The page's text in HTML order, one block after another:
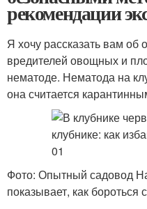
рекомендации
Я хочу рассказать вам
вредителей овощных и
нематоде. Нематода на
она считается
Фото: Опытный садовод
показывает, как бороться